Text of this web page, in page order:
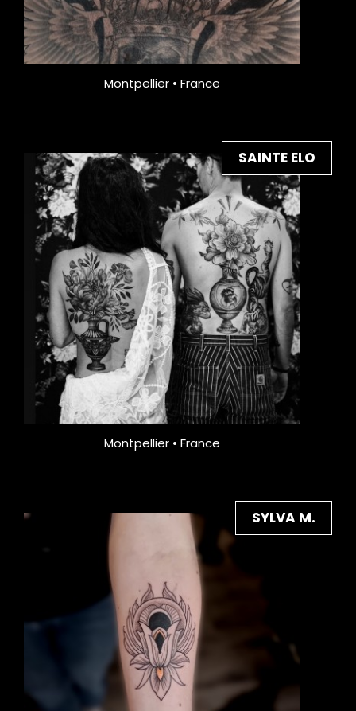
Montpellier • France
SAINTE ELO
Montpellier • France
SYLVA M.